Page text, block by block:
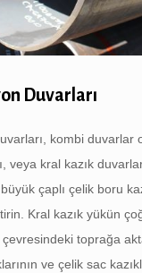
Duvarları
kombi duvarlar
veya kral kazık
çaplı çelik boru
Kral kazık yükün
toprağa
ve çelik sac